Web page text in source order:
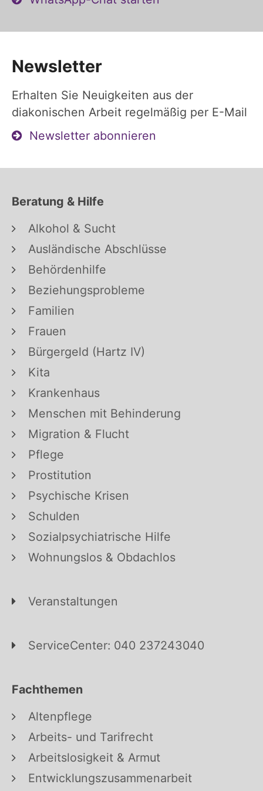
Newsletter
Erhalten Sie Neuigkeiten aus der
diakonischen Arbeit regelmäßig per E-Mail
Newsletter abonnieren
Beratung & Hilfe
Alkohol & Sucht
Ausländische Abschlüsse
Behördenhilfe
Beziehungsprobleme
Familien
Frauen
Bürgergeld (Hartz IV)
Kita
Krankenhaus
Menschen mit Behinderung
Migration & Flucht
Pflege
Prostitution
Psychische Krisen
Schulden
Sozialpsychiatrische Hilfe
Wohnungslos & Obdachlos
Veranstaltungen
ServiceCenter: 040 237243040
Fachthemen
Altenpflege
Arbeits- und Tarifrecht
Arbeitslosigkeit & Armut
Entwicklungszusammenarbeit